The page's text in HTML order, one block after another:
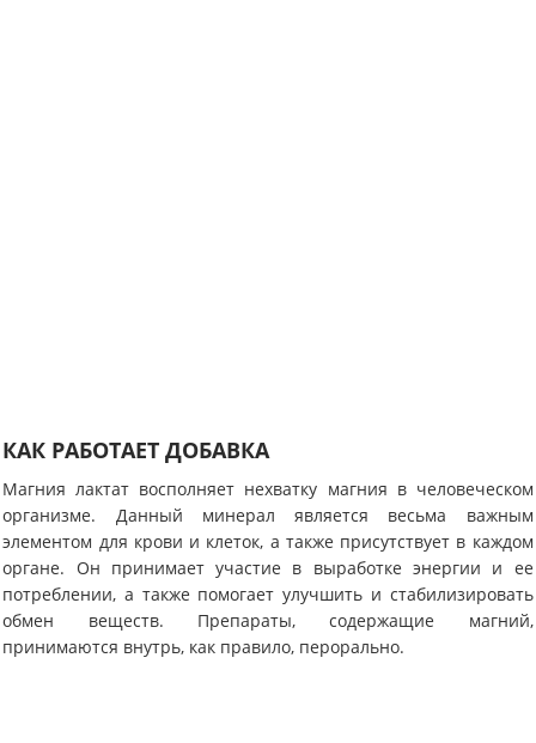
КАК РАБОТАЕТ ДОБАВКА
Магния лактат восполняет нехватку магния в человеческом
организме. Данный минерал является весьма важным
элементом для крови и клеток, а также присутствует в каждом
органе. Он принимает участие в выработке энергии и ее
потреблении, а также помогает улучшить и стабилизировать
обмен веществ. Препараты, содержащие магний,
принимаются внутрь, как правило, перорально.